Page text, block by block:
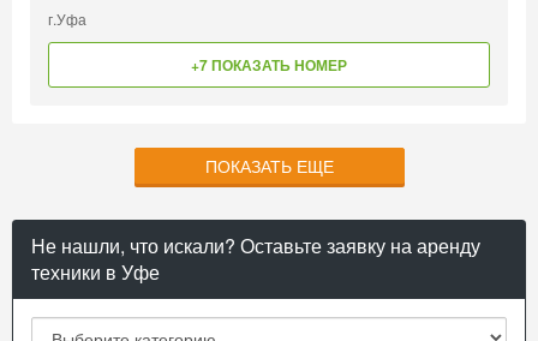
г.Уфа
+7 ПОКАЗАТЬ НОМЕР
ПОКАЗАТЬ ЕЩЕ
Не нашли, что искали? Оставьте заявку на аренду
техники в Уфе